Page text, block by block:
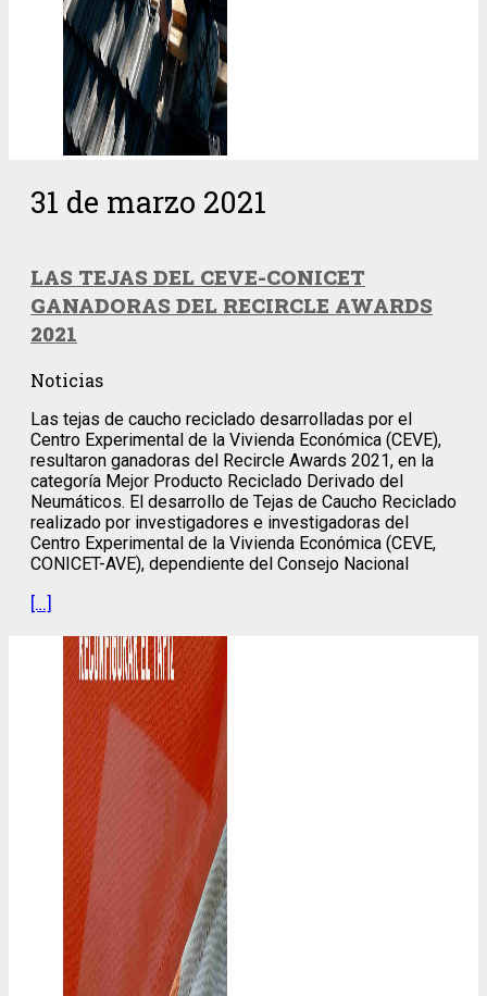
31 de marzo 2021
LAS TEJAS DEL CEVE-CONICET
GANADORAS DEL RECIRCLE AWARDS
2021
Noticias
Las tejas de caucho reciclado desarrolladas por el
Centro Experimental de la Vivienda Económica (CEVE),
resultaron ganadoras del Recircle Awards 2021, en la
categoría Mejor Producto Reciclado Derivado del
Neumáticos. El desarrollo de Tejas de Caucho Reciclado
realizado por investigadores e investigadoras del
Centro Experimental de la Vivienda Económica (CEVE,
CONICET-AVE), dependiente del Consejo Nacional
[…]